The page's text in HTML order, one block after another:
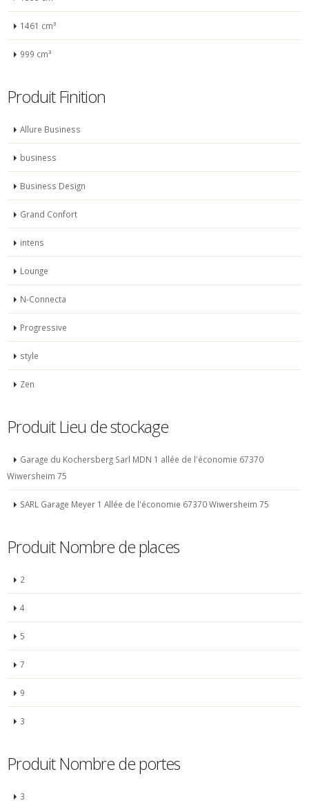
1461 cm³
999 cm³
Produit Finition
Allure Business
business
Business Design
Grand Confort
intens
Lounge
N-Connecta
Progressive
style
Zen
Produit Lieu de stockage
Garage du Kochersberg Sarl MDN 1 allée de l'économie 67370
Wiwersheim 75
SARL Garage Meyer 1 Allée de l'économie 67370 Wiwersheim 75
Produit Nombre de places
2
4
5
7
9
3
Produit Nombre de portes
3